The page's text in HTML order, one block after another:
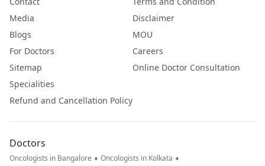
Media
Blogs
For Doctors
Sitemap
Specialities
Refund and Cancellation Policy
Disclaimer
MOU
Careers
Online Doctor Consultation
Doctors
Oncologists in Bangalore • Oncologists in Kolkata •